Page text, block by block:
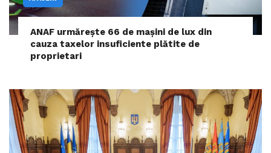
ANAF urmărește 66 de mașini de lux din
cauza taxelor insuficiente plătite de
proprietari